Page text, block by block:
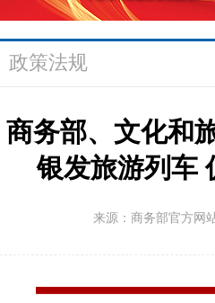
政策法规
商务部、文化和
银发旅游列车
来源：商务部官方